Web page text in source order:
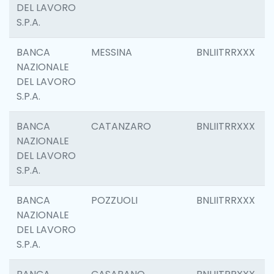
DEL LAVORO
S.P.A.
BANCA
NAZIONALE
DEL LAVORO
S.P.A.
MESSINA BNLIITRRXXX
BANCA
NAZIONALE
DEL LAVORO
S.P.A.
CATANZARO BNLIITRRXXX
BANCA
NAZIONALE
DEL LAVORO
S.P.A.
POZZUOLI BNLIITRRXXX